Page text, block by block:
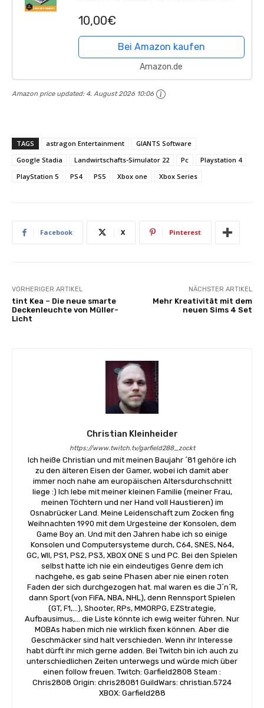
Band 2)
10,00€
Bei Amazon kaufen
Amazon.de
Amazon price updated: 4. August 2026 10:06
TAGS astragon Entertainment
GIANTS Software
Google Stadia
Landwirtschafts-Simulator 22 Pc
Playstation 4
PlayStation 5
PS4 PS5 Xbox one Xbox Series
Facebook X Pinterest
VORHERIGER ARTIKEL
tint Kea – Die neue smarte
Deckenleuchte von Müller-
Licht
NÄCHSTER ARTIKEL
Mehr Kreativität mit dem
neuen Sims 4 Set
Christian Kleinheider
https://www.twitch.tv/garfield288_zockt
Ich heiße Christian und mit meinen Baujahr ´81 gehöre ich
zu den älteren Eisen der Gamer, wobei ich damit aber
immer noch nahe am europäischen Altersdurchschnitt
liege :) Ich lebe mit meiner kleinen Familie (meiner Frau,
meinen Töchtern und ner Hand voll Haustieren) im
Osnabrücker Land. Meine Leidenschaft zum Zocken fing
Weihnachten 1990 mit dem Urgesteine der Konsolen, dem
Game Boy an. Und mit den Jahren habe ich so einige
Konsolen und Computersysteme durch, C64, SNES, N64,
GC, WII, PS1, PS2, PS3, XBOX ONE S und PC. Bei den Spielen
selbst hatte ich nie ein eindeutiges Genre dem ich
nachgehe, es gab seine Phasen aber nie einen roten
Faden der sich durchgezogen hat. mal waren es die J´n´R,
dann Sport (von FiFA, NBA, NHL), denn Rennsport Spielen
(GT, F1,...), Shooter, RPs, MMORPG, EZStrategie,
Aufbausimus,... die Liste könnte ich ewig weiter führen. Nur
MOBAs haben mich nie wirklich fixen können. Aber die
Geschmäcker sind halt verschieden. Wenn ihr Interesse
habt dürft ihr mich gerne adden. Bei Twitch bin ich auch zu
unterschiedlichen Zeiten unterwegs und würde mich über
einen follow freuen. Twitch: Garfield2808 Steam :
Chris2808 Origin: chris28081 GuildWars: christian.5724
XBOX: Garfield288